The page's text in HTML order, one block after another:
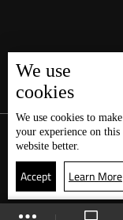
We use
cookies
We use cookies to make
your experience on this
website better.
Accept Learn More